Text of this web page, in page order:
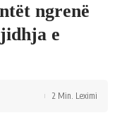
ngrenë
e
2 Min. Leximi